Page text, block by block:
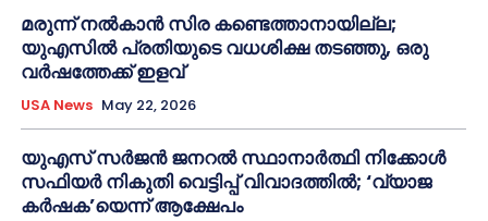
മരുന്ന് നൽകാൻ സിര കണ്ടെത്താനായില്ല;
യുഎസിൽ പ്രതിയുടെ വധശിക്ഷ തടഞ്ഞു, ഒരു
വർഷത്തേക്ക് ഇളവ്
USA News May 22, 2026
യുഎസ് സർജൻ ജനറൽ സ്ഥാനാർത്ഥി നിക്കോൾ
സഫിയർ നികുതി വെട്ടിപ്പ് വിവാദത്തിൽ; ‘വ്യാജ
കർഷക’യെന്ന് ആക്ഷേപം